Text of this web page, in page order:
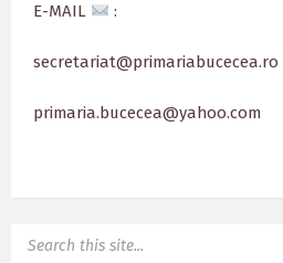
E-MAIL :
secretariat@primariabucecea.ro
primaria.bucecea@yahoo.com